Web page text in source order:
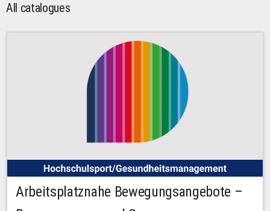
All catalogues
Arbeitsplatznahe Bewegungsangebote –